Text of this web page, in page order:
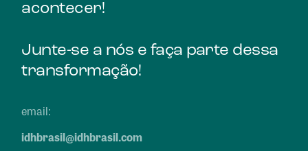
acontecer!
Junte-se a nós e faça parte dessa
transformação!
email:
idhbrasil@idhbrasil.com